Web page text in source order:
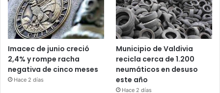
Imacec de junio creció
2,4% y rompe racha
negativa de cinco meses
Hace 2 días
Municipio de Valdivia
recicla cerca de 1.200
neumáticos en desuso
este año
Hace 2 días